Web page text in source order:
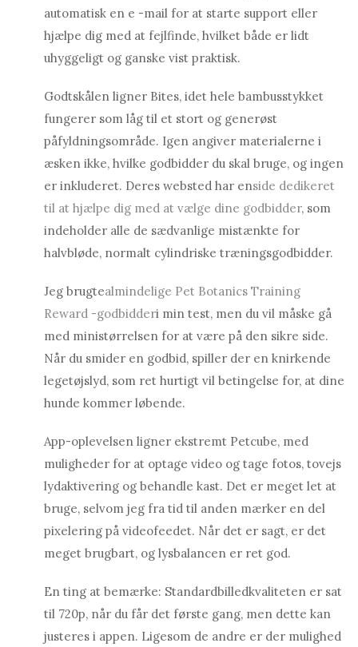
automatisk en e -mail for at starte support eller
hjælpe dig med at fejlfinde, hvilket både er lidt
uhyggeligt og ganske vist praktisk.
Godtskålen ligner Bites, idet hele bambusstykket
fungerer som låg til et stort og generøst
påfyldningsområde. Igen angiver materialerne i
æsken ikke, hvilke godbidder du skal bruge, og ingen
er inkluderet. Deres websted har enside dedikeret
til at hjælpe dig med at vælge dine godbidder, som
indeholder alle de sædvanlige mistænkte for
halvbløde, normalt cylindriske træningsgodbidder.
Jeg brugtealmindelige Pet Botanics Training
Reward -godbidderi min test, men du vil måske gå
med ministørrelsen for at være på den sikre side.
Når du smider en godbid, spiller der en knirkende
legetøjslyd, som ret hurtigt vil betingelse for, at dine
hunde kommer løbende.
App-oplevelsen ligner ekstremt Petcube, med
muligheder for at optage video og tage fotos, tovejs
lydaktivering og behandle kast. Det er meget let at
bruge, selvom jeg fra tid til anden mærker en del
pixelering på videofeedet. Når det er sagt, er det
meget brugbart, og lysbalancen er ret god.
En ting at bemærke: Standardbilledkvaliteten er sat
til 720p, når du får det første gang, men dette kan
justeres i appen. Ligesom de andre er der mulighed